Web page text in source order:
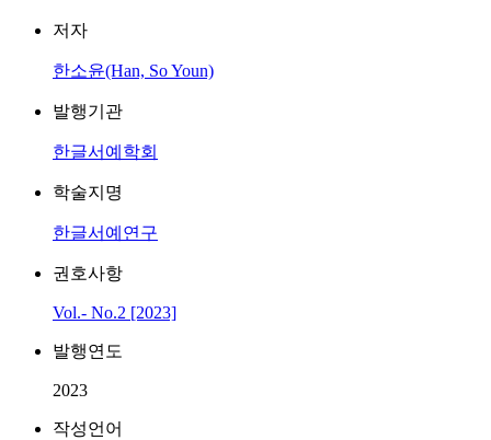
저자
한소윤(Han, So Youn)
발행기관
한글서예학회
학술지명
한글서예연구
권호사항
Vol.- No.2 [2023]
발행연도
2023
작성언어